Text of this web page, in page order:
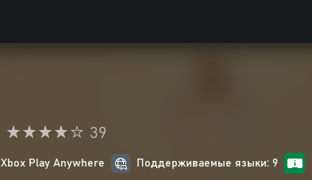
39
Xbox Play Anywhere Поддерживаемые языки: 9